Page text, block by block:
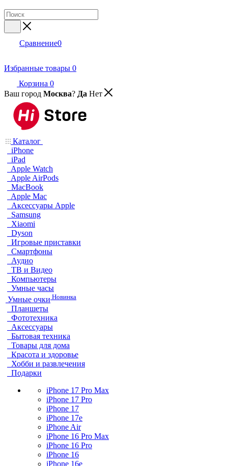
Сравнение0
Избранные товары 0
Корзина 0
Ваш город Москва? Да Нет
Каталог
iPhone
iPad
Apple Watch
Apple AirPods
MacBook
Apple Mac
Аксессуары Apple
Samsung
Xiaomi
Dyson
Игровые приставки
Смартфоны
Аудио
ТВ и Видео
Компьютеры
Умные часы
Умные очки Новинка
Планшеты
Фототехника
Аксессуары
Бытовая техника
Товары для дома
Красота и здоровье
Хобби и развлечения
Подарки
iPhone 17 Pro Max
iPhone 17 Pro
iPhone 17
iPhone 17e
iPhone Air
iPhone 16 Pro Max
iPhone 16 Pro
iPhone 16
iPhone 16e